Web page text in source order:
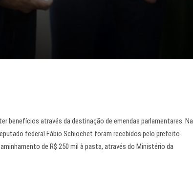
benefícios através da destinação de emendas parlamentares. Na
federal Fábio Schiochet foram recebidos pelo prefeito
de R$ 250 mil à pasta, através do Ministério da